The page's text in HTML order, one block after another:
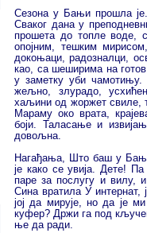
Сезона у Бањи прошла је.
Сваког дана у
прошета до топле воде,
опојним, тешким
докоњаци, радозналци,
као, са шеширима на
у заметку уби чамотињу.
жељно, злурадо,
хаљини од жоржет свиле,
Мараму око врата,
боји. Таласање и
довољна.
Нагађања, Што баш у
је како се увија. Дете!
паре за послугу и вилу,
Сина вратила У
јој да мирује, но да је
куфер? Држи га под
ње да ради.